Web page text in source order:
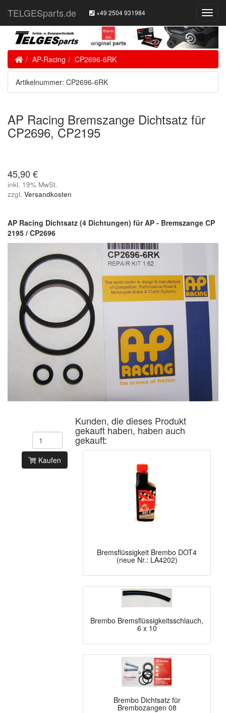
TELGESparts.de +49 2504 931984
HomeAP-Racing CP2696-6RK
Artikelnummer: CP2696-6RK
AP Racing Bremszange Dichtsatz für
CP2696, CP2195
45,90 €
inkl. 19% MwSt.
zzgl. Versandkosten
AP Racing Dichtsatz (4 Dichtungen) für AP - Bremszange CP
2195 / CP2696
Kaufen
Kunden, die dieses Produkt
gekauft haben, haben auch
gekauft:
Bremsflüssigkeit Brembo DOT4
(neue Nr.: LA4202)
Brembo Bremsflüssigkeitsschlauch,
6 x 10
Brembo Dichtsatz für
Brembozangen 08